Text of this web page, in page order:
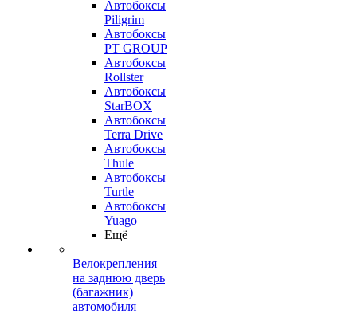
Автобоксы
Piligrim
Автобоксы
PT GROUP
Автобоксы
Rollster
Автобоксы
StarBOX
Автобоксы
Terra Drive
Автобоксы
Thule
Автобоксы
Turtle
Автобоксы
Yuago
Ещё
Велокрепления
на заднюю дверь
(багажник)
автомобиля